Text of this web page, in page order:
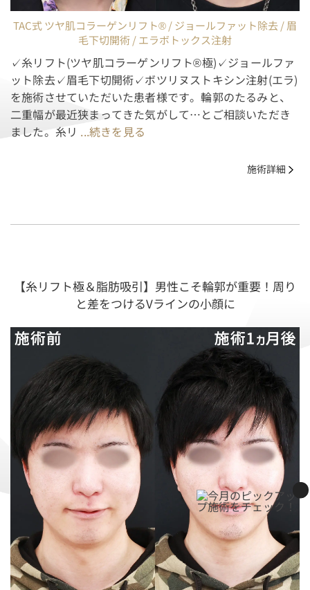
TAC式 ツヤ肌コラーゲンリフト® / ジョールファット除去 / 眉
毛下切開術 / エラボトックス注射
✓糸リフト(ツヤ肌コラーゲンリフト®極)✓ジョールファ
ット除去✓眉毛下切開術✓ボツリヌストキシン注射(エラ)
を施術させていただいた患者様です。輪郭のたるみと、
二重幅が最近狭まってきた気がして…とご相談いただき
ました。糸リ ...続きを見る
施術詳細
【糸リフト極＆脂肪吸引】男性こそ輪郭が重要！周り
と差をつけるVラインの小顔に